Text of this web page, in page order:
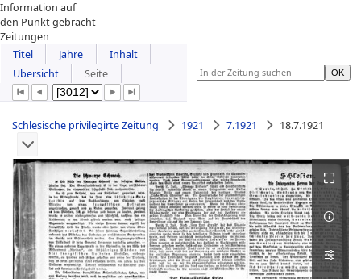
Information auf
den Punkt gebracht
Zeitungen
Titel
Jahre
Inhalt
Übersicht
Seite
Schlesische privilegirte Zeitung 1921 7.1921 18.7.1921